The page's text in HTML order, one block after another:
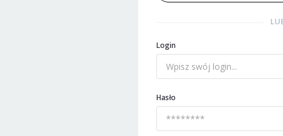
Login
Hasło